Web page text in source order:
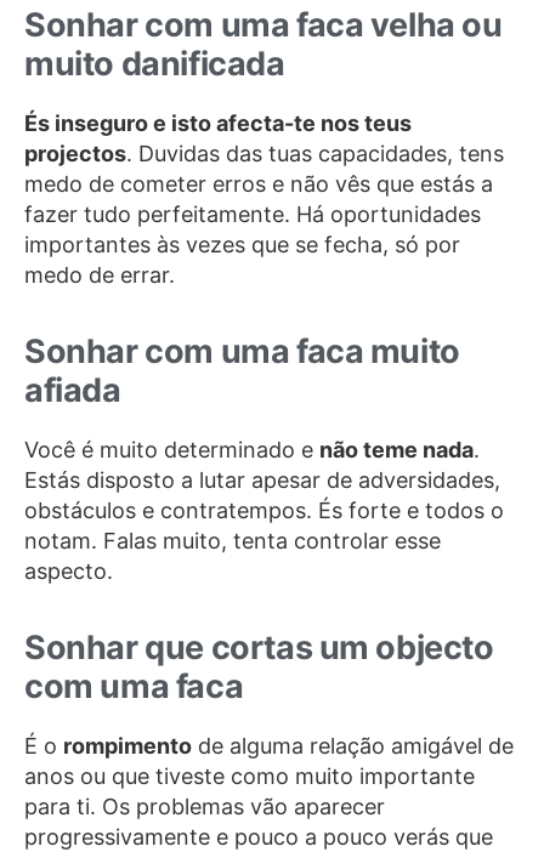
Sonhar com uma faca velha ou
muito danificada
És inseguro e isto afecta-te nos teus
projectos. Duvidas das tuas capacidades, tens
medo de cometer erros e não vês que estás a
fazer tudo perfeitamente. Há oportunidades
importantes às vezes que se fecha, só por
medo de errar.
Sonhar com uma faca muito
afiada
Você é muito determinado e não teme nada.
Estás disposto a lutar apesar de adversidades,
obstáculos e contratempos. És forte e todos o
notam. Falas muito, tenta controlar esse
aspecto.
Sonhar que cortas um objecto
com uma faca
É o rompimento de alguma relação amigável de
anos ou que tiveste como muito importante
para ti. Os problemas vão aparecer
progressivamente e pouco a pouco verás que